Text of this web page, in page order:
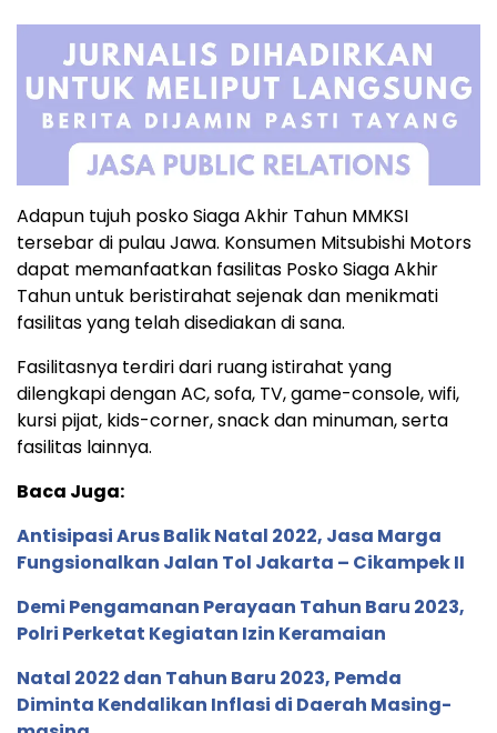
Adapun tujuh posko Siaga Akhir Tahun MMKSI
tersebar di pulau Jawa. Konsumen Mitsubishi Motors
dapat memanfaatkan fasilitas Posko Siaga Akhir
Tahun untuk beristirahat sejenak dan menikmati
fasilitas yang telah disediakan di sana.
Fasilitasnya terdiri dari ruang istirahat yang
dilengkapi dengan AC, sofa, TV, game-console, wifi,
kursi pijat, kids-corner, snack dan minuman, serta
fasilitas lainnya.
Baca Juga:
Antisipasi Arus Balik Natal 2022, Jasa Marga
Fungsionalkan Jalan Tol Jakarta – Cikampek II
Demi Pengamanan Perayaan Tahun Baru 2023,
Polri Perketat Kegiatan Izin Keramaian
Natal 2022 dan Tahun Baru 2023, Pemda
Diminta Kendalikan Inflasi di Daerah Masing-